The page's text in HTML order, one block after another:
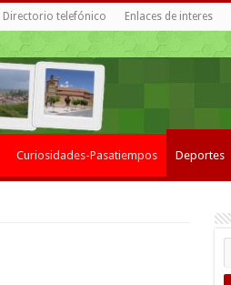
Directorio telefónico Enlaces de interes
Curiosidades-Pasatiempos Deportes